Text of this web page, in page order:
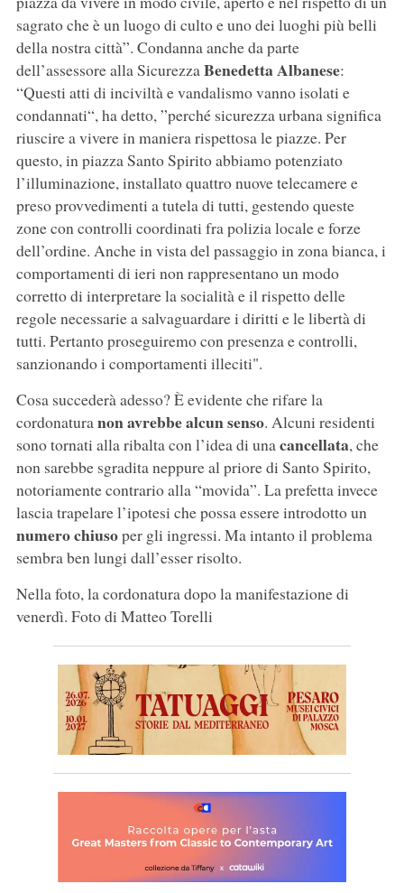
sagrato che è un luogo di culto e uno dei luoghi più belli
della nostra città”. Condanna anche da parte
dell’assessore alla SicurezzaBenedetta Albanese:
“Questi atti di inciviltà e vandalismo vanno isolati e
condannati“, ha detto, ”perché sicurezza urbana significa
riuscire a vivere in maniera rispettosa le piazze. Per
questo, in piazza Santo Spirito abbiamo potenziato
l’illuminazione, installato quattro nuove telecamere e
preso provvedimenti a tutela di tutti, gestendo queste
zone con controlli coordinati fra polizia locale e forze
dell’ordine. Anche in vista del passaggio in zona bianca, i
comportamenti di ieri non rappresentano un modo
corretto di interpretare la socialità e il rispetto delle
regole necessarie a salvaguardare i diritti e le libertà di
tutti. Pertanto proseguiremo con presenza e controlli,
sanzionando i comportamenti illeciti".
Cosa succederà adesso? È evidente che rifare la
cordonaturanon avrebbe alcun senso. Alcuni residenti
sono tornati alla ribalta con l’idea di unacancellata, che
non sarebbe sgradita neppure al priore di Santo Spirito,
notoriamente contrario alla “movida”. La prefetta invece
lascia trapelare l’ipotesi che possa essere introdotto un
numero chiusoper gli ingressi. Ma intanto il problema
sembra ben lungi dall’esser risolto.
Nella foto, la cordonatura dopo la manifestazione di
venerdì. Foto di Matteo Torelli